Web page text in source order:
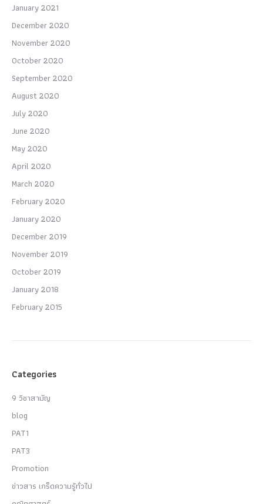
January 2021
December 2020
November 2020
October 2020
September 2020
August 2020
July 2020
June 2020
May 2020
April 2020
March 2020
February 2020
January 2020
December 2019
November 2019
October 2019
January 2018
February 2015
Categories
9 วิชาสามัญ
blog
PAT1
PAT3
Promotion
ข่าวสาร เกร็ดความรู้ทั่วไป